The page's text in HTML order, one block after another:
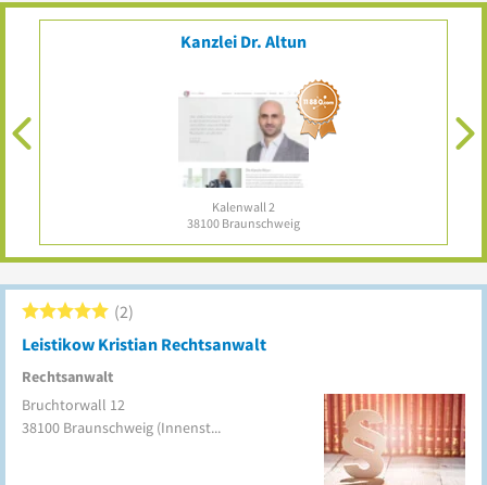
Kanzlei Dr. Altun
Kalenwall 2
38100 Braunschweig
Leistikow Kristian Rechtsanwalt
Rechtsanwalt
2
Bruchtorwall 12
38100 Braunschweig (Innenstadt)